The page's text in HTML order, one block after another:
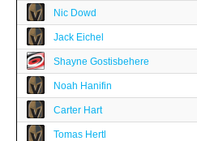
Nic Dowd
Jack Eichel
Shayne Gostisbehere
Noah Hanifin
Carter Hart
Tomas Hertl